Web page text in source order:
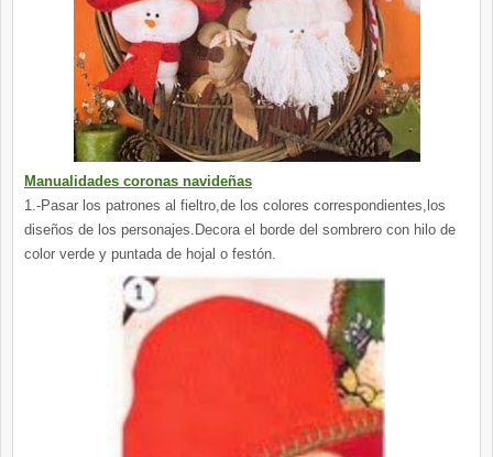
Manualidades coronas navideñas
1.-Pasar los patrones al fieltro,de los colores correspondientes,los
diseños de los personajes.Decora el borde del sombrero con hilo de
color verde y puntada de hojal o festón.